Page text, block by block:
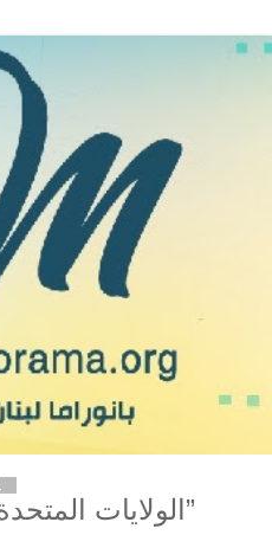
الولايات المتحدة الأميركية: “أمة تترنح”